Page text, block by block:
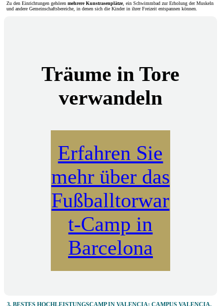
Zu den Einrichtungen gehören mehrere Kunstrasenplätze, ein Schwimmbad zur Erholung der Muskeln
und andere Gemeinschaftsbereiche, in denen sich die Kinder in ihrer Freizeit entspannen können.
Träume in Tore
verwandeln
Erfahren Sie
mehr über das
Fußballtorwar
t-Camp in
Barcelona